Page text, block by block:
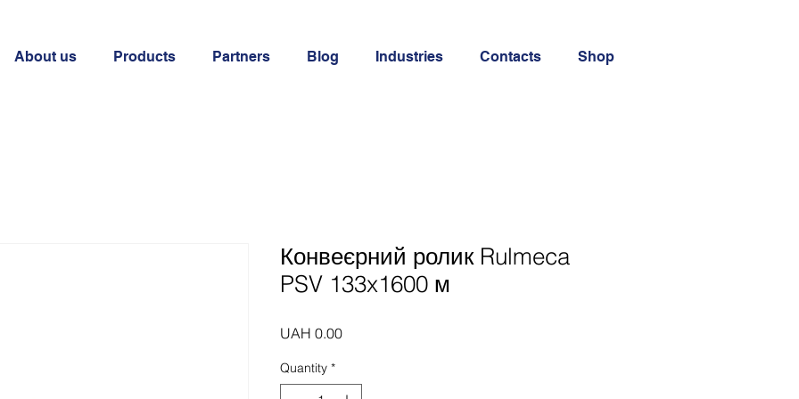
About us Products Partners Blog Industries Contacts Shop
Конвеєрний ролик Rulmeca
PSV 133x1600 м
UAH 0.00Price
Quantity *